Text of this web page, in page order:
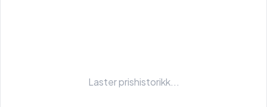
Laster prishistorikk...